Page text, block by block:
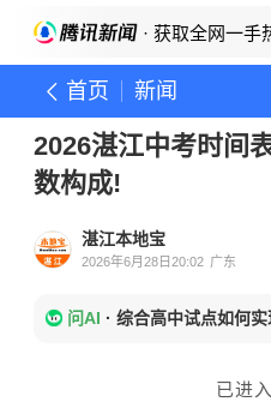
· 获取全网一手
首页 新闻
2026湛江中考时间
数构成!
湛江本地宝
2026年6月28日20:02 广东
问AI · 综合高中试点如何实
已进